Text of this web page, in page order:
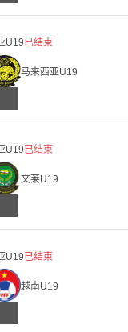
U19已结束
马来西亚U19
U19已结束
文莱U19
U19已结束
越南U19